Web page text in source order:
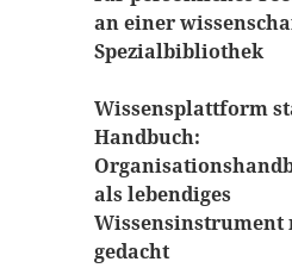
an einer
Spezialbibliothek
Wissensplattform
Handbuch:
als lebendiges
Wissensinstrument
gedacht